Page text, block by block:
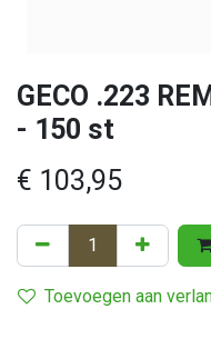
GECO .223
- 150 st
€ 103,95
Toevoegen aan